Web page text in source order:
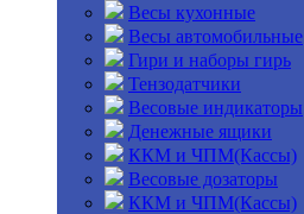
Весы кухонные
Весы автомобильные
Гири и наборы гирь
Тензодатчики
Весовые индикаторы
Денежные ящики
ККМ и ЧПМ(Кассы)
Весовые дозаторы
ККМ и ЧПМ(Кассы)